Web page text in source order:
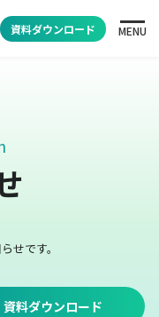
資料ダウンロード MENU
せです。
資料ダウンロード